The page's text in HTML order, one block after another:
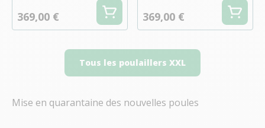
369,00 € 369,00 €
Tous les poulaillers XXL
Mise en quarantaine des nouvelles poules